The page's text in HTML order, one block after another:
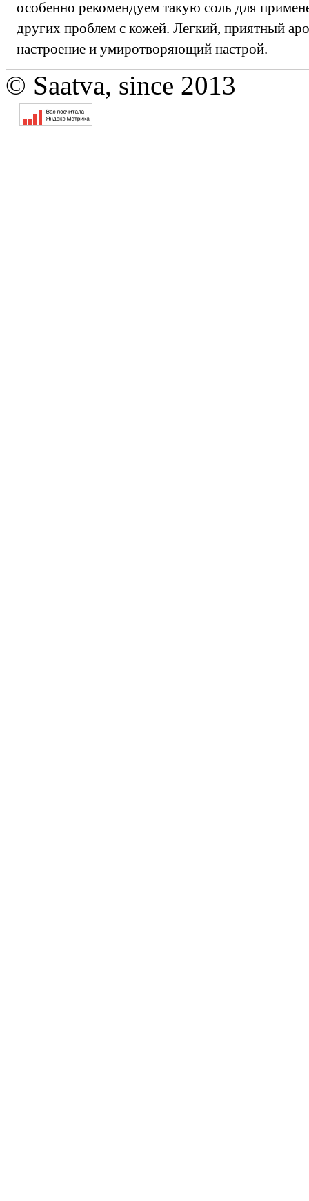
особенно рекомендуем такую соль для
других проблем с кожей. Легкий, приятный
настроение и умиротворяющий настрой.
© Saatva, since 2013